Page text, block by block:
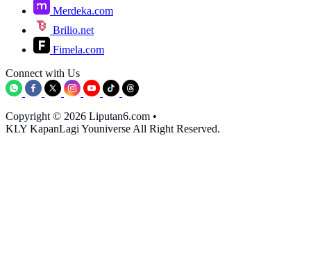
Merdeka.com
Brilio.net
Fimela.com
Connect with Us
Copyright © 2026 Liputan6.com •
KLY KapanLagi Youniverse All Right Reserved.